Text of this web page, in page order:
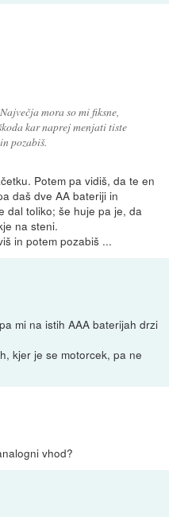
mora so mi fiksne,
kar naprej menjati tiste
pozabiš.
Potem pa vidiš, da te en
daš dve AA bateriji in
dal toliko; še huje pa je, da
na steni.
in potem pozabiš ...
mi na istih AAA baterijah drzi
kjer je se motorcek, pa ne
vhod?